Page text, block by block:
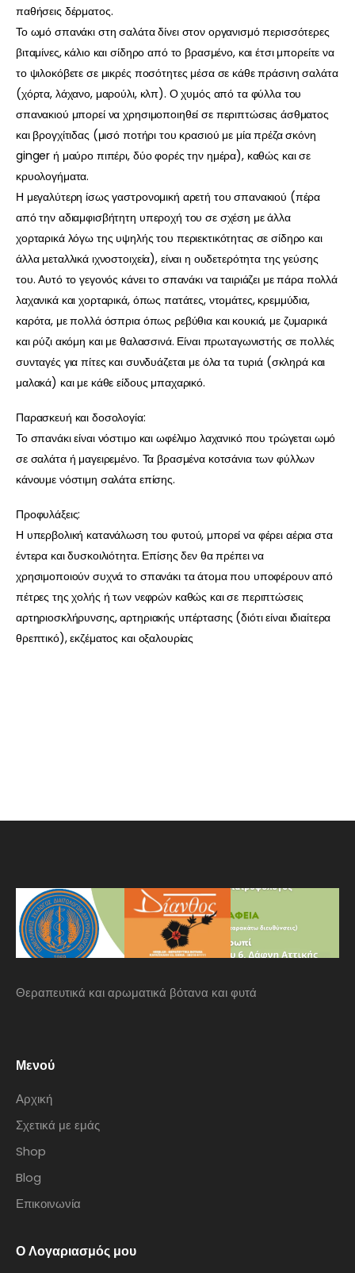
παθήσεις δέρματος.
Το ωμό σπανάκι στη σαλάτα δίνει στον οργανισμό περισσότερες
βιταμίνες, κάλιο και σίδηρο από το βρασμένο, και έτσι μπορείτε να
το ψιλοκόβετε σε μικρές ποσότητες μέσα σε κάθε πράσινη σαλάτα
(χόρτα, λάχανο, μαρούλι, κλπ). Ο χυμός από τα φύλλα του
σπανακιού μπορεί να χρησιμοποιηθεί σε περιπτώσεις άσθματος
και βρογχίτιδας (μισό ποτήρι του κρασιού με μία πρέζα σκόνη
ginger ή μαύρο πιπέρι, δύο φορές την ημέρα), καθώς και σε
κρυολογήματα.
Η μεγαλύτερη ίσως γαστρονομική αρετή του σπανακιού (πέρα
από την αδιαμφισβήτητη υπεροχή του σε σχέση με άλλα
χορταρικά λόγω της υψηλής του περιεκτικότητας σε σίδηρο και
άλλα μεταλλικά ιχνοστοιχεία), είναι η ουδετερότητα της γεύσης
του. Αυτό το γεγονός κάνει το σπανάκι να ταιριάζει με πάρα πολλά
λαχανικά και χορταρικά, όπως πατάτες, ντομάτες, κρεμμύδια,
καρότα, με πολλά όσπρια όπως ρεβύθια και κουκιά, με ζυμαρικά
και ρύζι ακόμη και με θαλασσινά. Είναι πρωταγωνιστής σε πολλές
συνταγές για πίτες και συνδυάζεται με όλα τα τυριά (σκληρά και
μαλακά) και με κάθε είδους μπαχαρικό.
Παρασκευή και δοσολογία:
Το σπανάκι είναι νόστιμο και ωφέλιμο λαχανικό που τρώγεται ωμό
σε σαλάτα ή μαγειρεμένο. Τα βρασμένα κοτσάνια των φύλλων
κάνουμε νόστιμη σαλάτα επίσης.
Προφυλάξεις:
Η υπερβολική κατανάλωση του φυτού, μπορεί να φέρει αέρια στα
έντερα και δυσκοιλιότητα. Επίσης δεν θα πρέπει να
χρησιμοποιούν συχνά το σπανάκι τα άτομα που υποφέρουν από
πέτρες της χολής ή των νεφρών καθώς και σε περιπτώσεις
αρτηριοσκλήρυνσης, αρτηριακής υπέρτασης (διότι είναι ιδιαίτερα
θρεπτικό), εκζέματος και οξαλουρίας
Θεραπευτικά και αρωματικά βότανα και φυτά
Μενού
Αρχική
Σχετικά με εμάς
Shop
Blog
Επικοινωνία
Ο Λογαριασμός μου